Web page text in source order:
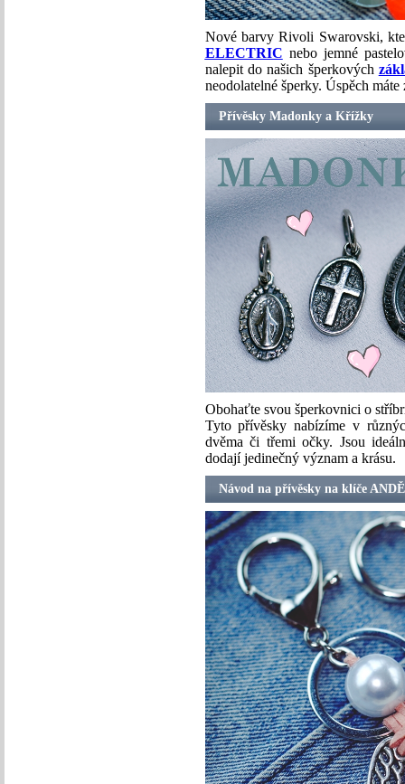
Nové barvy Rivoli Swarovski,
ELECTRIC nebo jemné
nalepit do našich šperkových
neodolatelné šperky. Úspěch máte
Přívěsky Madonky a Křížky
Obohaťte svou šperkovnici o
Tyto přívěsky nabízíme v
dvěma či třemi očky. Jsou
dodají jedinečný význam a krásu.
Návod na přívěsky na klíče